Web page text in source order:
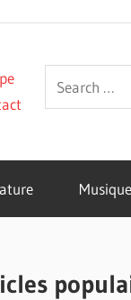
Search
for:
Musique